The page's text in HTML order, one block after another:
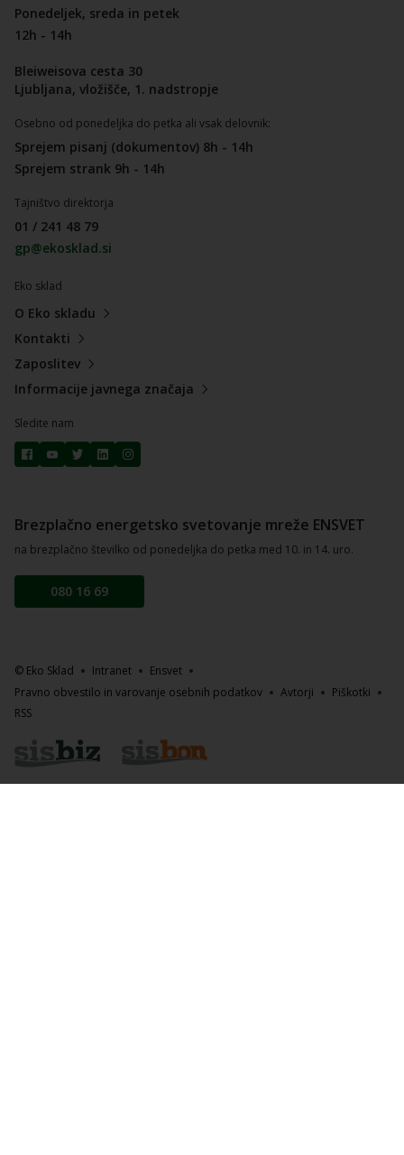
Ponedeljek, sreda in petek
12h - 14h
Bleiweisova cesta 30
Ljubljana, vložišče, 1. nadstropje
Osebno od ponedeljka do petka ali vsak delovnik:
Sprejem pisanj (dokumentov) 8h - 14h
Sprejem strank 9h - 14h
Tajništvo direktorja
01 / 241 48 79
gp@ekosklad.si
Eko sklad
O Eko skladu
Kontakti
Zaposlitev
Informacije javnega značaja
Sledite nam
Brezplačno energetsko svetovanje mreže ENSVET
na brezplačno številko od ponedeljka do petka med 10. in 14. uro.
080 16 69
© Eko Sklad Intranet
Ensvet
Pravno obvestilo in varovanje osebnih podatkov
Avtorji
Piškotki
RSS